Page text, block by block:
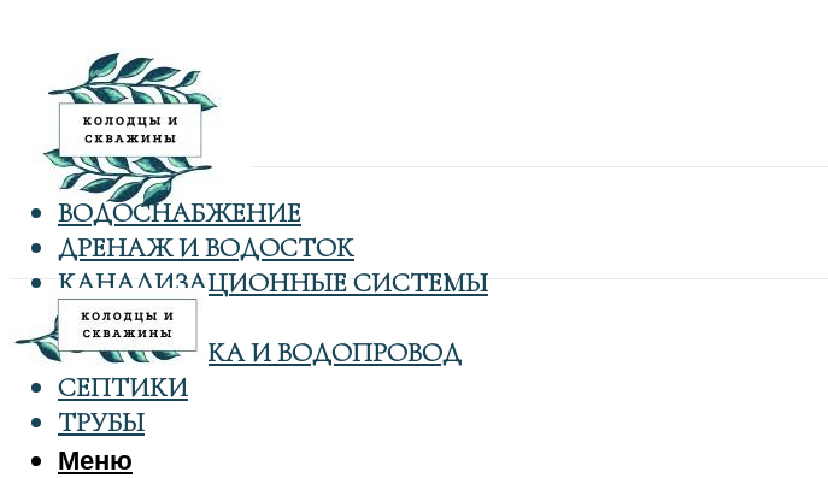
ВОДОСНАБЖЕНИЕ
ДРЕНАЖ И ВОДОСТОК
КАНАЛИЗАЦИОННЫЕ СИСТЕМЫ
КОЛОДЦЫ
САНТЕХНИКА И ВОДОПРОВОД
СЕПТИКИ
ТРУБЫ
Меню